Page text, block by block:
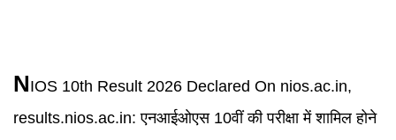
NIOS 10th Result 2026 Declared On nios.ac.in,
results.nios.ac.in:एनआईओएस 10वीं की परीक्षा में शामिल होने